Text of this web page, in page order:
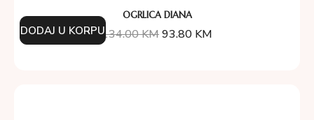
OGRLICA DIANA
134.00KM93.80 KM
DODAJ U KORPU